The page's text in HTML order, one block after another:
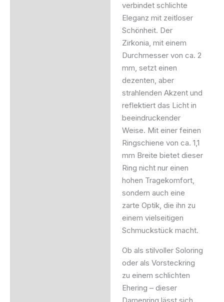
verbindet schlichte
Eleganz mit zeitloser
Schönheit. Der
Zirkonia, mit einem
Durchmesser von ca. 2
mm, setzt einen
dezenten, aber
strahlenden Akzent und
reflektiert das Licht in
beeindruckender
Weise. Mit einer feinen
Ringschiene von ca. 1,1
mm Breite bietet dieser
Ring nicht nur einen
hohen Tragekomfort,
sondern auch eine
zarte Optik, die ihn zu
einem vielseitigen
Schmuckstück macht.
Ob als stilvoller Soloring
oder als Vorsteckring
zu einem schlichten
Ehering – dieser